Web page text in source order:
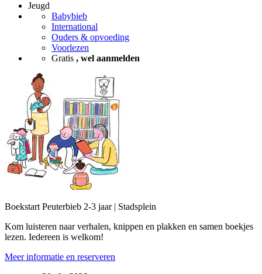
Jeugd
Babybieb
International
Ouders & opvoeding
Voorlezen
Gratis , wel aanmelden
Boekstart Peuterbieb 2-3 jaar | Stadsplein
Kom luisteren naar verhalen, knippen en plakken en samen boekjes
lezen. Iedereen is welkom!
Meer informatie en reserveren